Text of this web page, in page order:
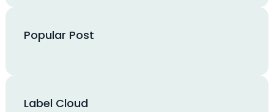
Popular Post
Label Cloud